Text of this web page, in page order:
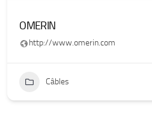
OMERIN
http://www.omerin.com
Câbles